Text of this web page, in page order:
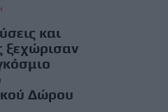
και
ξεχώρισαν
Δώρου